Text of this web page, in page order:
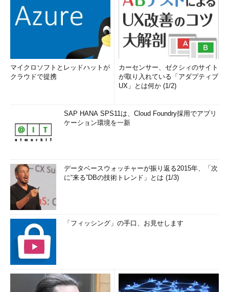
マイクロソフトとレッドハットが
クラウドで提携
カーセンサー、ゼクシィのサイト
が取り入れている「アダプティブ
UX」とは何か (1/2)
SAP HANA SPS11は、Cloud Foundry採用でアプリ
ケーション環境を一新
データベースウォッチャーが振り返る2015年、「次
に“来る”DBの技術トレンド」とは (1/3)
「フィッシング」の手口、お見せします